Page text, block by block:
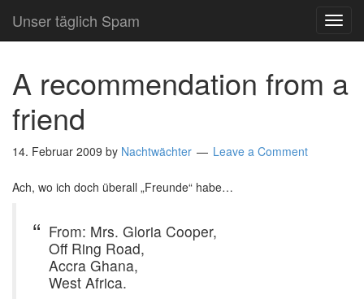
Unser täglich Spam
A recommendation from a
friend
14. Februar 2009 by Nachtwächter Leave a Comment
Ach, wo ich doch überall „Freunde“ habe…
From: Mrs. Gloria Cooper,
Off Ring Road,
Accra Ghana,
West Africa.